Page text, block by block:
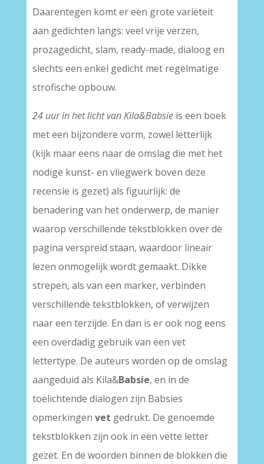
Daarentegen komt er een grote variëteit
aan gedichten langs: veel vrije verzen,
prozagedicht, slam, ready-made, dialoog en
slechts een enkel gedicht met regelmatige
strofische opbouw.
24 uur in het licht van Kila&Babsieis een boek
met een bijzondere vorm, zowel letterlijk
(kijk maar eens naar de omslag die met het
nodige kunst- en vliegwerk boven deze
recensie is gezet) als figuurlijk: de
benadering van het onderwerp, de manier
waarop verschillende tekstblokken over de
pagina verspreid staan, waardoor lineair
lezen onmogelijk wordt gemaakt. Dikke
strepen, als van een marker, verbinden
verschillende tekstblokken, of verwijzen
naar een terzijde. En dan is er ook nog eens
een overdadig gebruik van een vet
lettertype. De auteurs worden op de omslag
aangeduid als Kila&Babsie, en in de
toelichtende dialogen zijn Babsies
opmerkingen vet gedrukt. De genoemde
tekstblokken zijn ook in een vette letter
gezet. En de woorden binnen de blokken die